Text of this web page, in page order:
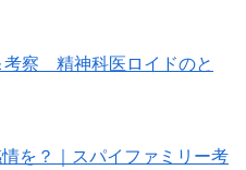
考察 精神科医ロイドのと
を？｜スパイファミリー考